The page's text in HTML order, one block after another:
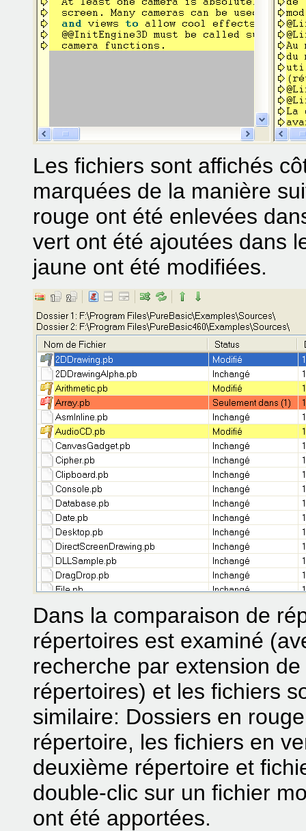
Les fichiers sont affichés
marquées de la manière
rouge ont été enlevées
vert ont été ajoutées dans
jaune ont été modifiées.
Dans la comparaison de
répertoires est examiné
recherche par extension
répertoires) et les fichiers
similaire: Dossiers en
répertoire, les fichiers en
deuxième répertoire et
double-clic sur un fichier
ont été apportées.